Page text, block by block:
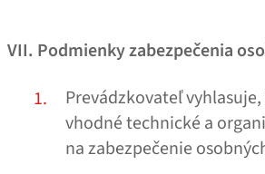
VII. Podmienky zabezpečenia
Prevádzkovateľ
vhodné technické a
na zabezpečenie